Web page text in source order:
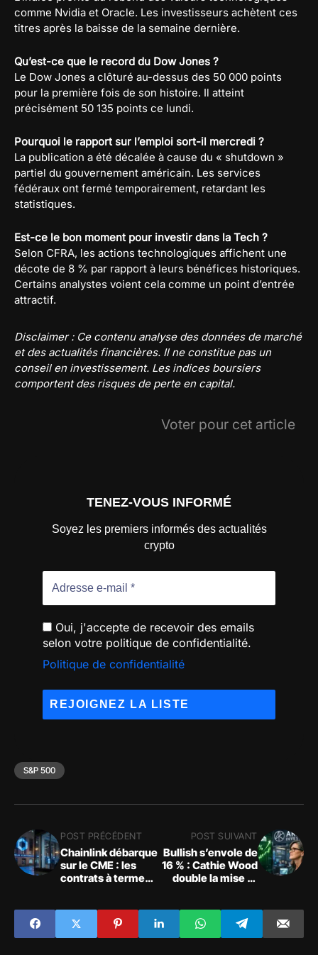
comme Nvidia et Oracle. Les investisseurs achètent ces
titres après la baisse de la semaine dernière.
Qu’est-ce que le record du Dow Jones ?
Le Dow Jones a clôturé au-dessus des 50 000 points
pour la première fois de son histoire. Il atteint
précisément 50 135 points ce lundi.
Pourquoi le rapport sur l’emploi sort-il mercredi ?
La publication a été décalée à cause du « shutdown »
partiel du gouvernement américain. Les services
fédéraux ont fermé temporairement, retardant les
statistiques.
Est-ce le bon moment pour investir dans la Tech ?
Selon CFRA, les actions technologiques affichent une
décote de 8 % par rapport à leurs bénéfices historiques.
Certains analystes voient cela comme un point d’entrée
attractif.
Disclaimer : Ce contenu analyse des données de marché
et des actualités financières. Il ne constitue pas un
conseil en investissement. Les indices boursiers
comportent des risques de perte en capital.
Voter pour cet article
TENEZ-VOUS INFORMÉ
Soyez les premiers informés des actualités
crypto
Oui, j'accepte de recevoir des emails
selon votre politique de confidentialité.
Politique de confidentialité
S&P 500
POST PRÉCÉDENT
Chainlink débarque
sur le CME : les
contrats à terme
POST SUIVANT
Bullish s’envole de
16 % : Cathie Wood
double la mise et